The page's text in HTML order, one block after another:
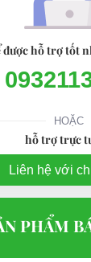
được hỗ trợ tốt
HOẶC
hỗ trợ trực
Liên hệ với
PHẨM